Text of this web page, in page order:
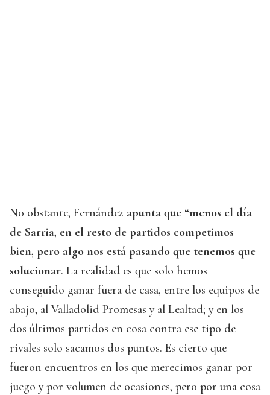
No obstante, Fernández apunta que “menos el día
de Sarria, en el resto de partidos competimos
bien, pero algo nos está pasando que tenemos que
solucionar. La realidad es que solo hemos
conseguido ganar fuera de casa, entre los equipos de
abajo, al Valladolid Promesas y al Lealtad; y en los
dos últimos partidos en cosa contra ese tipo de
rivales solo sacamos dos puntos. Es cierto que
fueron encuentros en los que merecimos ganar por
juego y por volumen de ocasiones, pero por una cosa